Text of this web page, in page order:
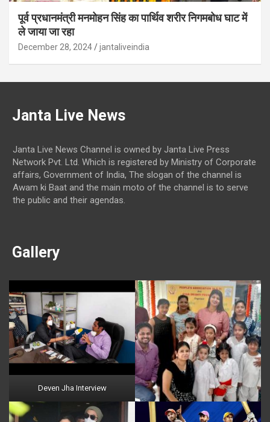
पूर्व प्रधानमंत्री मनमोहन सिंह का पार्थिव शरीर निगमबोध घाट में
ले जाया जा रहा
December 28, 2024 jantaliveindia
Janta Live News
Janta Live News Channel is owned by Janta Live Press
Network Pvt. Ltd. Which is registered by Ministry of Corporate
affairs, Government of India, The slogan of the channel is
Awam ki Baat and the main moto of the channel is to serve
the public and their agendas.
Gallery
Deven Jha Interview